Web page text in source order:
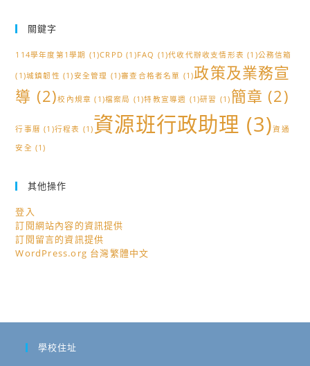
關鍵字
114學年度第1學期 (1)CRPD (1)FAQ (1)代收代辦收支情形表 (1)公務信箱
(1)城鎮韌性 (1)安全管理 (1)審查合格者名單 (1)政策及業務宣
導 (2)校內規章 (1)檔案局 (1)特教宣導週 (1)研習 (1) 簡章 (2)
行事曆 (1)行程表 (1)資源班行政助理 (3)資通
安全 (1)
其他操作
登入
訂閱網站內容的資訊提供
訂閱留言的資訊提供
WordPress.org 台灣繁體中文
學校住址